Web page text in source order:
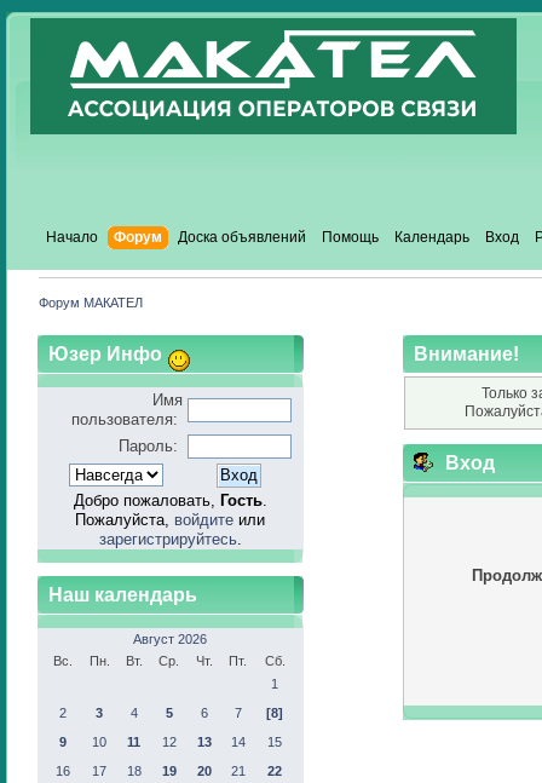
Начало Форум Доска объявлений Помощь Календарь Вход
Форум МАКАТЕЛ
Юзер Инфо
Имя
пользователя:
Пароль:
Добро пожаловать, Гость.
Пожалуйста, войдите или
зарегистрируйтесь.
Наш календарь
Август 2026
Вс.
Пн. Вт. Ср. Чт. Пт.
Сб.
1
2
3 4 5 6 7
[8]
9
10 11 12 13 14
15
16
17 18 19 20 21
22
Внимание!
Только
Вход